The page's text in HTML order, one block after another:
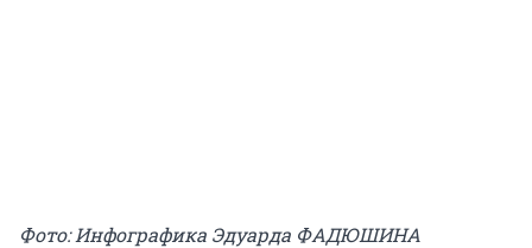
Фото: Инфографика Эдуарда ФАДЮШИНА